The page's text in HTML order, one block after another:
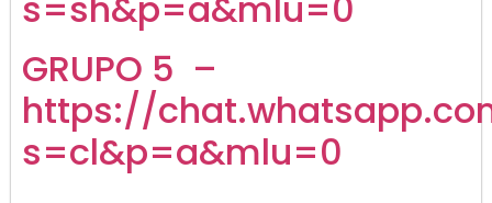
GRUPO 5 –
https://
s=cl&p=a&mlu=0